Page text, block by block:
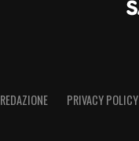
REDAZIONE PRIVACY